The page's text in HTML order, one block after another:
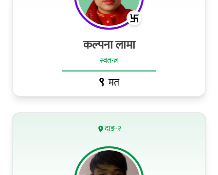
कल्‍पना लामा
स्वतन्त्र
९ मत
दाङ-२